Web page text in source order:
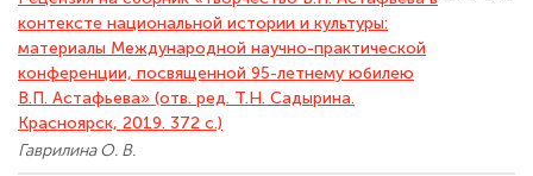
контексте национальной истории и культуры:
материалы Международной научно-практической
конференции, посвященной 95-летнему юбилею
В.П. Астафьева» (отв. ред. Т.Н. Садырина.
Красноярск, 2019. 372 с.)
Гаврилина О. В.